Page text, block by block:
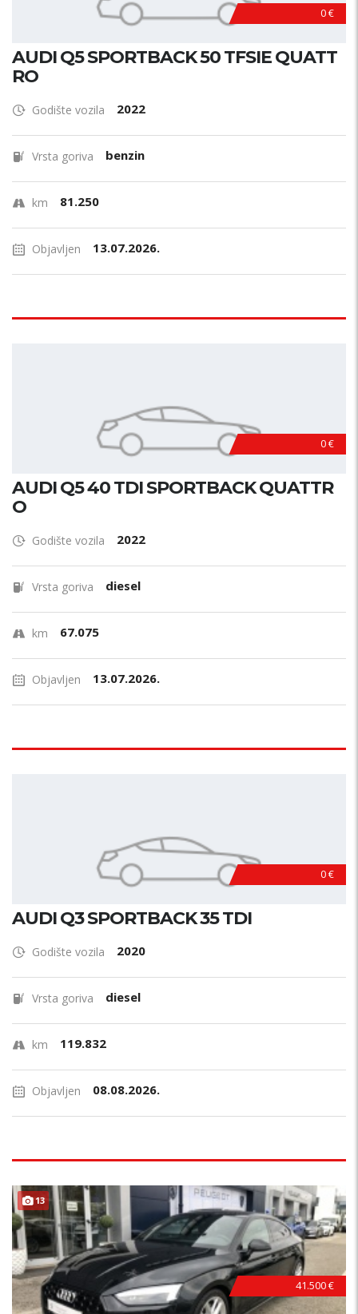
0 €
AUDI Q5 SPORTBACK 50 TFSIE QUATT
RO
Godište vozila 2022
Vrsta goriva benzin
km 81.250
Objavljen 13.07.2026.
0 €
AUDI Q5 40 TDI SPORTBACK QUATTR
O
Godište vozila 2022
Vrsta goriva diesel
km 67.075
Objavljen 13.07.2026.
0 €
AUDI Q3 SPORTBACK 35 TDI
Godište vozila 2020
Vrsta goriva diesel
km 119.832
Objavljen 08.08.2026.
13
41.500 €